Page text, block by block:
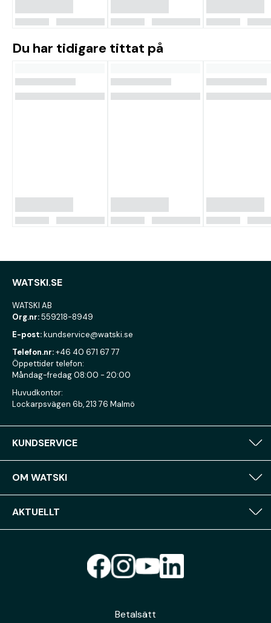
Du har tidigare tittat på
WATSKI.SE
WATSKI AB
Org.nr:559218-8949
E-post:kundservice@watski.se
Telefon.nr:+46 40 671 67 77
Öppettider telefon:
Måndag-fredag 08:00 - 20:00
Huvudkontor:
Lockarpsvägen 6b, 213 76 Malmö
KUNDSERVICE
OM WATSKI
AKTUELLT
Betalsätt